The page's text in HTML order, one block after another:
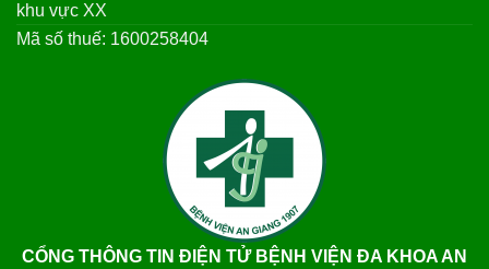
khu vực XX
Mã số thuế: 1600258404
CỔNG THÔNG TIN ĐIỆN TỬ BỆNH VIỆN ĐA KHOA AN